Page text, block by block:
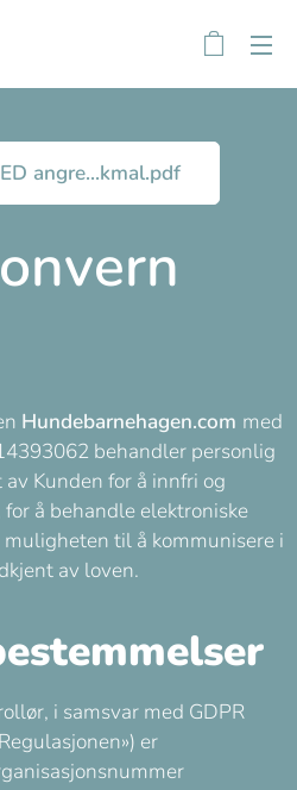
angre...kmal.pdf
Hundebarnehagen.com med
behandler personlig
Kunden for å innfri og
å behandle elektroniske
muligheten til å kommunisere i
av loven.
i samsvar med GDPR
er